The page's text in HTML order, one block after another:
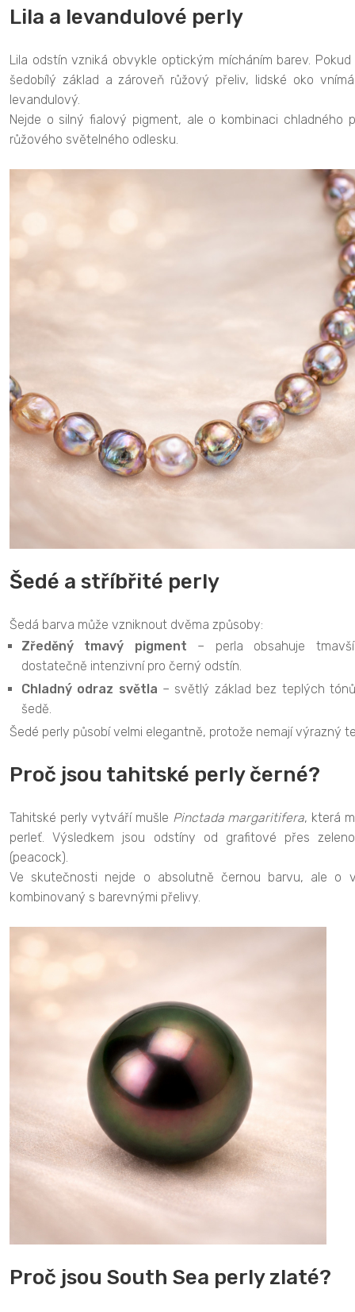
Lila a levandulové perly
Lila odstín vzniká obvykle optickým mícháním barev.
šedobílý základ a zároveň růžový přeliv, lidské oko
levandulový.
Nejde o silný fialový pigment, ale o kombinaci chladného
růžového světelného odlesku.
Šedé a stříbřité perly
Šedá barva může vzniknout dvěma způsoby:
Zředěný tmavý pigment – perla obsahuje
dostatečně intenzivní pro černý odstín.
Chladný odraz světla – světlý základ bez teplých
šedě.
Šedé perly působí velmi elegantně, protože nemají výrazný
Proč jsou tahitské perly černé?
Tahitské perly vytváří mušle Pinctada margaritifera, která
perleť. Výsledkem jsou odstíny od grafitové přes
(peacock).
Ve skutečnosti nejde o absolutně černou barvu, ale o
kombinovaný s barevnými přelivy.
Proč jsou South Sea perly zlaté?